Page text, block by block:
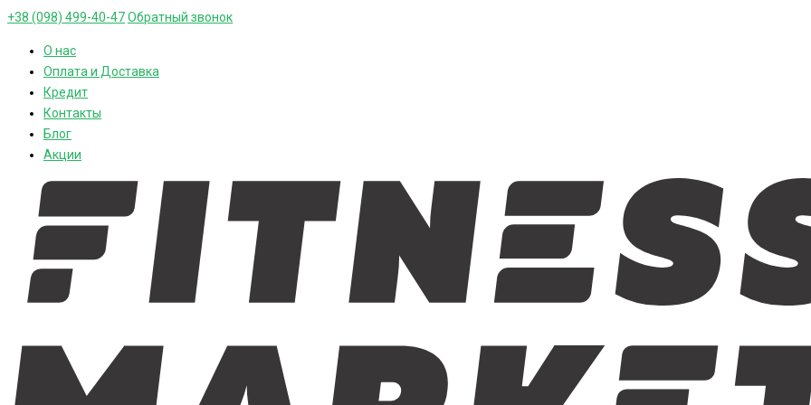
+38 (098) 499-40-47Обратный звонок
О нас
Оплата и Доставка
Кредит
Контакты
Блог
Акции